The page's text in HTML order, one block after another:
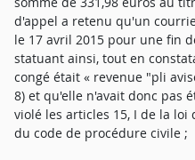
d'appel a retenu qu'un
le 17 avril 2015 pour une fin
statuant ainsi, tout en
congé était « revenue "pli
8) et qu'elle n'avait donc pas
violé les articles 15, I de la loi
du code de procédure civile ;